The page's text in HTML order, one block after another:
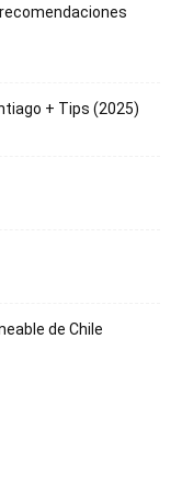
+ Tips (2025)
de Chile